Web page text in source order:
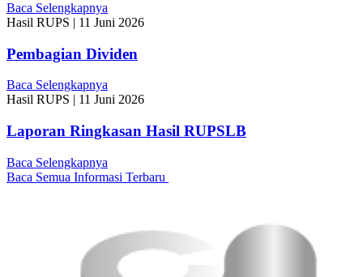
Baca Selengkapnya
Hasil RUPS | 11 Juni 2026
Pembagian Dividen
Baca Selengkapnya
Hasil RUPS
11 Juni 2026
Laporan Ringkasan Hasil RUPSLB
Baca Selengkapnya
Baca Semua Informasi Terbaru